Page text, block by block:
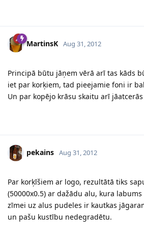
MartinsK Aug 31, 2012
Principā būtu jāņem vērā arī tas kāds
iet par korķiem, tad pieejamie foni ir
Un par kopējo krāsu skaitu arī jāatcerās
pekains Aug 31, 2012
Par korķīšiem ar logo, rezultātā tiks
(50000x0.5) ar dažādu alu, kura
zīmei uz alus pudeles ir kautkas
un pašu kustību nedegradētu.